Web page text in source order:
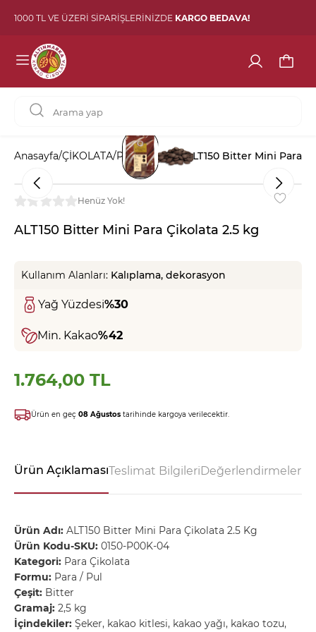
1000 TL VE ÜZERİ SİPARİŞLERİNİZDE KARGO BEDAVA!
Anasayfa/ÇİKOLATA/Para Çikolata/ALT150 Bitter Mini Para
Henüz Yok!
ALT150 Bitter Mini Para Çikolata 2.5 kg
Kullanım Alanları: Kalıplama, dekorasyon
Yağ Yüzdesi%30
Min. Kakao%42
1.764,00 TL
Ürün en geç 08 Ağustos tarihinde kargoya verilecektir.
Ürün AçıklamasıTeslimat BilgileriDeğerlendirmeler -
Ürün Adı: ALT150 Bitter Mini Para Çikolata 2.5 Kg
Ürün Kodu-SKU: 0150-P00K-04
Kategori: Para Çikolata
Formu: Para / Pul
Çeşit: Bitter
Gramaj: 2,5 kg
İçindekiler: Şeker, kakao kitlesi, kakao yağı, kakao tozu,